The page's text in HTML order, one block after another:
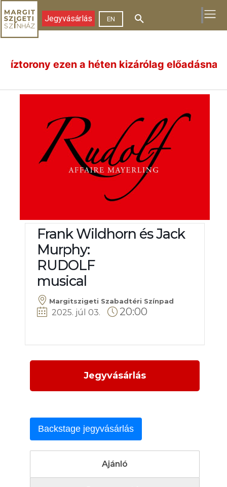
Jegyvásárlás EN
ezen a héten kizárólag
Frank Wildhorn és Jack
Murphy:
RUDOLF
musical
Margitszigeti Szabadtéri Színpad
2025. júl 03. 20:00
Jegyvásárlás
Backstage jegyvásárlás
Ajánló